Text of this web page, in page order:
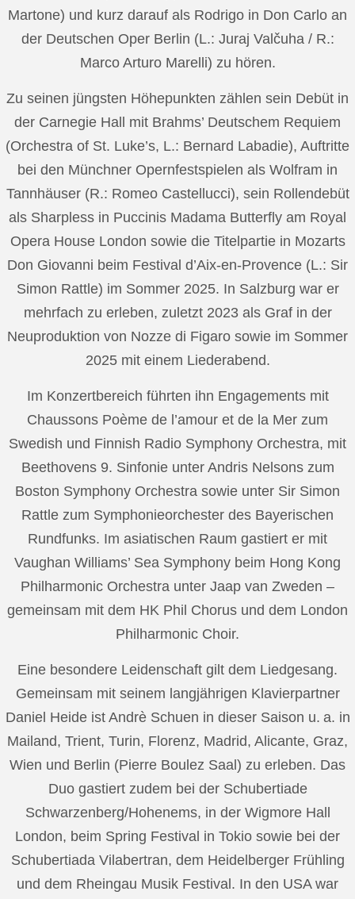
Martone) und kurz darauf als Rodrigo in Don Carlo an
der Deutschen Oper Berlin (L.: Juraj Valčuha / R.:
Marco Arturo Marelli) zu hören.
Zu seinen jüngsten Höhepunkten zählen sein Debüt in
der Carnegie Hall mit Brahms’ Deutschem Requiem
(Orchestra of St. Luke’s, L.: Bernard Labadie), Auftritte
bei den Münchner Opernfestspielen als Wolfram in
Tannhäuser (R.: Romeo Castellucci), sein Rollendebüt
als Sharpless in Puccinis Madama Butterfly am Royal
Opera House London sowie die Titelpartie in Mozarts
Don Giovanni beim Festival d’Aix-en-Provence (L.: Sir
Simon Rattle) im Sommer 2025. In Salzburg war er
mehrfach zu erleben, zuletzt 2023 als Graf in der
Neuproduktion von Nozze di Figaro sowie im Sommer
2025 mit einem Liederabend.
Im Konzertbereich führten ihn Engagements mit
Chaussons Poème de l’amour et de la Mer zum
Swedish und Finnish Radio Symphony Orchestra, mit
Beethovens 9. Sinfonie unter Andris Nelsons zum
Boston Symphony Orchestra sowie unter Sir Simon
Rattle zum Symphonieorchester des Bayerischen
Rundfunks. Im asiatischen Raum gastiert er mit
Vaughan Williams’ Sea Symphony beim Hong Kong
Philharmonic Orchestra unter Jaap van Zweden –
gemeinsam mit dem HK Phil Chorus und dem London
Philharmonic Choir.
Eine besondere Leidenschaft gilt dem Liedgesang.
Gemeinsam mit seinem langjährigen Klavierpartner
Daniel Heide ist Andrè Schuen in dieser Saison u. a. in
Mailand, Trient, Turin, Florenz, Madrid, Alicante, Graz,
Wien und Berlin (Pierre Boulez Saal) zu erleben. Das
Duo gastiert zudem bei der Schubertiade
Schwarzenberg/Hohenems, in der Wigmore Hall
London, beim Spring Festival in Tokio sowie bei der
Schubertiada Vilabertran, dem Heidelberger Frühling
und dem Rheingau Musik Festival. In den USA war